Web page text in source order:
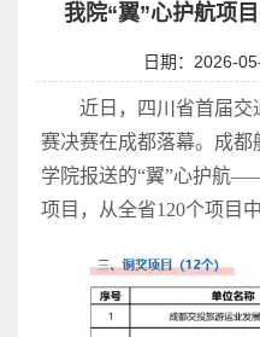
我院“翼”心护航项
日期：2026-
近日，四川省首届交
赛决赛在成都落幕。成
学院报送的“翼”心护航
项目，从全省120个项目